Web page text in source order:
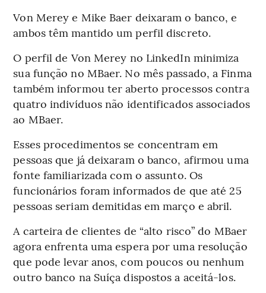
Von Merey e Mike Baer deixaram o banco, e
ambos têm mantido um perfil discreto.
O perfil de Von Merey no LinkedIn minimiza
sua função no MBaer. No mês passado, a Finma
também informou ter aberto processos contra
quatro indivíduos não identificados associados
ao MBaer.
Esses procedimentos se concentram em
pessoas que já deixaram o banco, afirmou uma
fonte familiarizada com o assunto. Os
funcionários foram informados de que até 25
pessoas seriam demitidas em março e abril.
A carteira de clientes de “alto risco” do MBaer
agora enfrenta uma espera por uma resolução
que pode levar anos, com poucos ou nenhum
outro banco na Suíça dispostos a aceitá-los.